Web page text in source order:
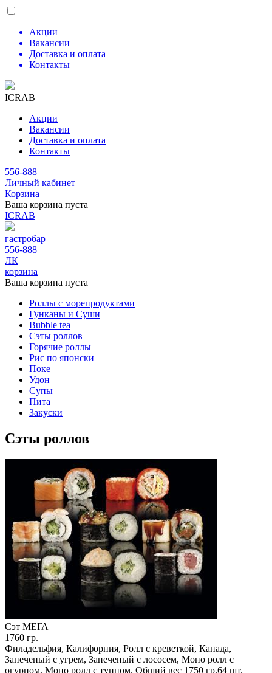
Акции
Вакансии
Доставка и оплата
Контакты
ICRAB
Акции
Вакансии
Доставка и оплата
Контакты
556-888
Личный кабинет
Корзина
Ваша корзина пуста
ICRAB
гастробар
556-888
ЛК
корзина
Ваша корзина пуста
Роллы с морепродуктами
Гунканы и Суши
Bubble tea
Сэты роллов
Горячие роллы
Рис по японски
Поке
Удон
Супы
Пита
Закуски
Сэты роллов
Сэт МЕГА
1760 гр.
Филадельфия, Калифорния, Ролл с креветкой, Канада,
Запеченый с угрем, Запеченый с лососем, Моно ролл с
огурцом, Моно ролл с тунцом. Общий вес 1750 гр.64 шт.